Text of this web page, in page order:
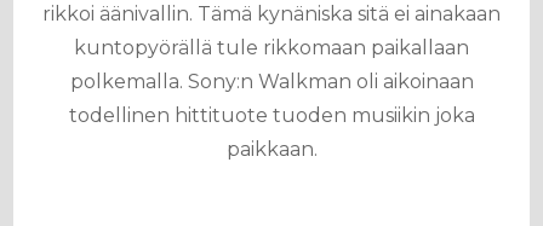
rikkoi äänivallin. Tämä kynäniska sitä ei ainakaan
kuntopyörällä tule rikkomaan paikallaan
polkemalla. Sony:n Walkman oli aikoinaan
todellinen hittituote tuoden musiikin joka
paikkaan.